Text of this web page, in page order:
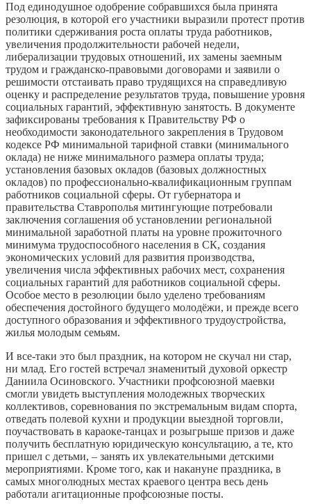
Под единодушное одобрение собравшихся была принята
резолюция, в которой его участники выразили протест против
политики сдерживания роста оплаты труда работников,
увеличения продолжительности рабочей недели,
либерализации трудовых отношений, их замены заемным
трудом и гражданско-правовыми договорами и заявили о
решимости отстаивать право трудящихся на справедливую
оценку и распределение результатов труда, повышение уровня
социальных гарантий, эффективную занятость. В документе
зафиксированы требования к Правительству РФ о
необходимости законодательного закрепления в Трудовом
кодексе РФ минимальной тарифной ставки (минимального
оклада) не ниже минимального размера оплаты труда;
установления базовых окладов (базовых должностных
окладов) по профессионально-квалификационным группам
работников социальной сферы. От губернатора и
правительства Ставрополья митингующие потребовали
заключения соглашения об установлении региональной
минимальной заработной платы на уровне прожиточного
минимума трудоспособного населения в СК, создания
экономических условий для развития производства,
увеличения числа эффективных рабочих мест, сохранения
социальных гарантий для работников социальной сферы.
Особое место в резолюции было уделено требованиям
обеспечения достойного будущего молодёжи, и прежде всего
доступного образования и эффективного трудоустройства,
жилья молодым семьям.
И все-таки это был праздник, на котором не скучал ни стар,
ни млад. Его гостей встречал знаменитый духовой оркестр
Даниила Осиновского. Участники профсоюзной маевки
смогли увидеть выступления молодежных творческих
коллективов, соревнования по экстремальным видам спорта,
отведать полевой кухни и продукции выездной торговли,
поучаствовать в караоке-танцах и розыгрыше призов и даже
получить бесплатную юридическую консультацию, а те, кто
пришел с детьми, – занять их увлекательными детскими
мероприятиями. Кроме того, как и накануне праздника, в
самых многолюдных местах краевого центра весь день
работали агитационные профсоюзные посты.